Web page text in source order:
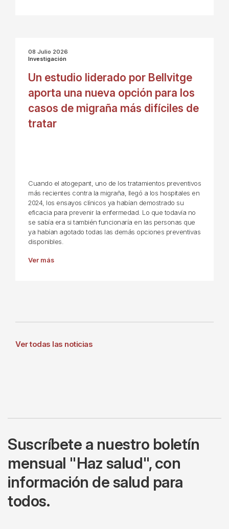
08 Julio 2026
Investigación
Un estudio liderado por Bellvitge
aporta una nueva opción para los
casos de migraña más difíciles de
tratar
Cuando el atogepant, uno de los tratamientos preventivos
más recientes contra la migraña, llegó a los hospitales en
2024, los ensayos clínicos ya habían demostrado su
eficacia para prevenir la enfermedad. Lo que todavía no
se sabía era si también funcionaría en las personas que
ya habían agotado todas las demás opciones preventivas
disponibles.
Ver más
Ver todas las noticias
Suscríbete a nuestro boletín
mensual "Haz salud", con
información de salud para
todos.